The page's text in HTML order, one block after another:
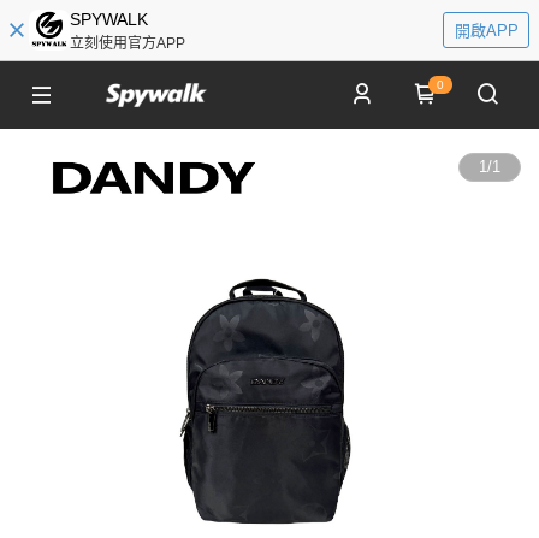
SPYWALK
立刻使用官方APP
開啟APP
0
1/1